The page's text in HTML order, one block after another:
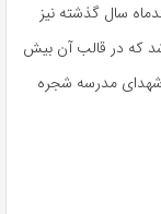
سال گذشته نیز
شد که در قالب آن بیش
و شهدای مدرسه شجره